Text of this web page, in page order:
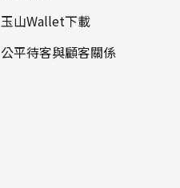
玉山Wallet下載
公平待客與顧客關係